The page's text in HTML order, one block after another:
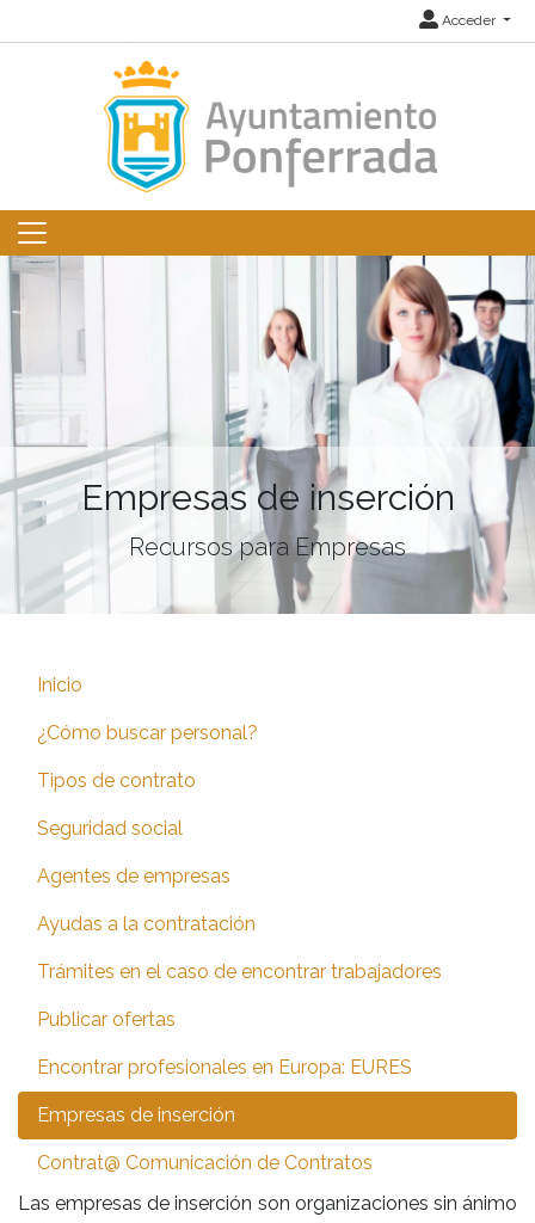
Acceder
Empresas de inserción
Recursos para Empresas
Inicio
¿Cómo buscar personal?
Tipos de contrato
Seguridad social
Agentes de empresas
Ayudas a la contratación
Trámites en el caso de encontrar trabajadores
Publicar ofertas
Encontrar profesionales en Europa: EURES
Empresas de inserción
Contrat@ Comunicación de Contratos
Las empresas de inserción son organizaciones sin ánimo